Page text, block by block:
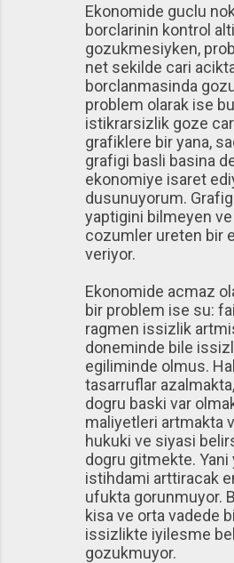
Ekonomide guclu
borclarinin kontrol
gozukmesiyken,
net sekilde cari
borclanmasinda
problem olarak ise
istikrarsizlik goze
grafiklere bir yana,
grafigi basli basina
ekonomiye isaret
dusunuyorum.
yaptigini bilmeyen
cozumler ureten bir
veriyor.
Ekonomide acmaz
bir problem ise su:
ragmen issizlik
doneminde bile
egiliminde olmus.
tasarruflar
dogru baski var
maliyetleri artmakta
hukuki ve siyasi
dogru gitmekte. Yani
istihdami arttiracak
ufukta gorunmuyor.
kisa ve orta vadede
issizlikte iyilesme
gozukmuyor.